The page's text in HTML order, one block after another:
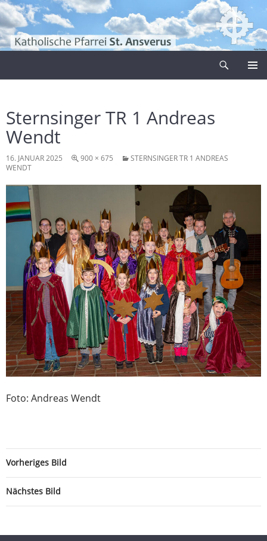
Zum
Inhalt
springen
Sternsinger TR 1 Andreas
Wendt
16. JANUAR 2025 900 × 675
STERNSINGER TR 1 ANDREAS
WENDT
Foto: Andreas Wendt
Vorheriges Bild
Nächstes Bild